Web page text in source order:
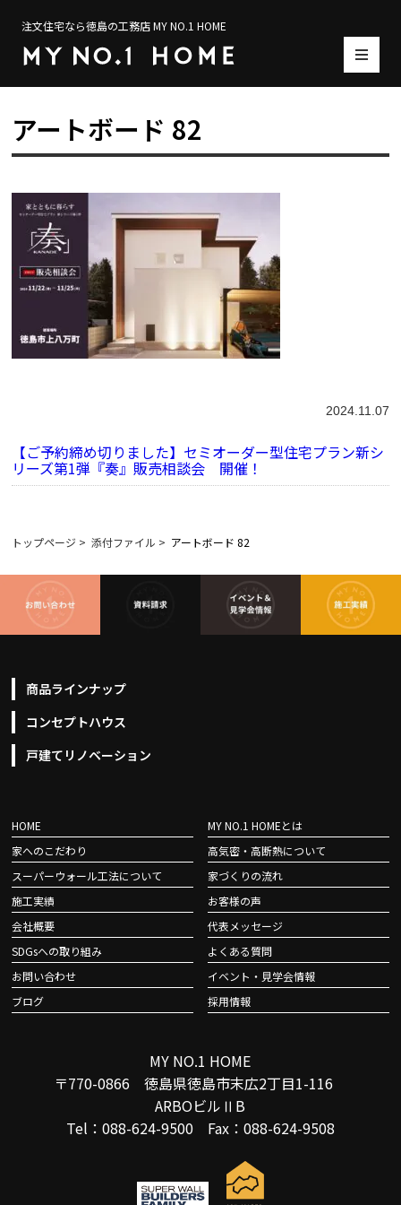
注文住宅なら徳島の工務店 MY NO.1 HOME
アートボード 82
2024.11.07
【ご予約締め切りました】セミオーダー型住宅プラン新シ
リーズ第1弾『奏』販売相談会 開催！
トップページ > 添付ファイル > アートボード 82
商品ラインナップ
コンセプトハウス
戸建てリノベーション
HOME
MY NO.1 HOMEとは
家へのこだわり
高気密・高断熱について
スーパーウォール工法について
家づくりの流れ
施工実績
お客様の声
会社概要
代表メッセージ
SDGsへの取り組み
よくある質問
お問い合わせ
イベント・見学会情報
ブログ
採用情報
MY NO.1 HOME
〒770-0866 徳島県徳島市末広2丁目1-116
ARBOビルⅡB
Tel：088-624-9500 Fax：088-624-9508